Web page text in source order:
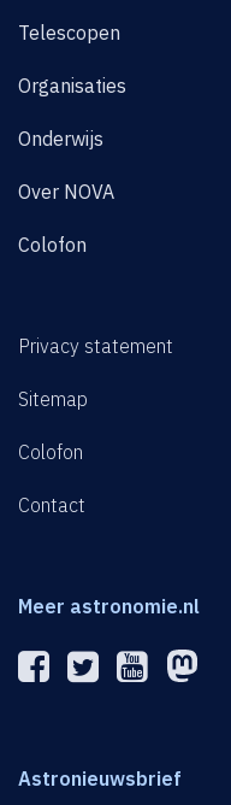
Telescopen
Organisaties
Onderwijs
Over NOVA
Colofon
Privacy statement
Sitemap
Colofon
Contact
Meer astronomie.nl
Astronieuwsbrief